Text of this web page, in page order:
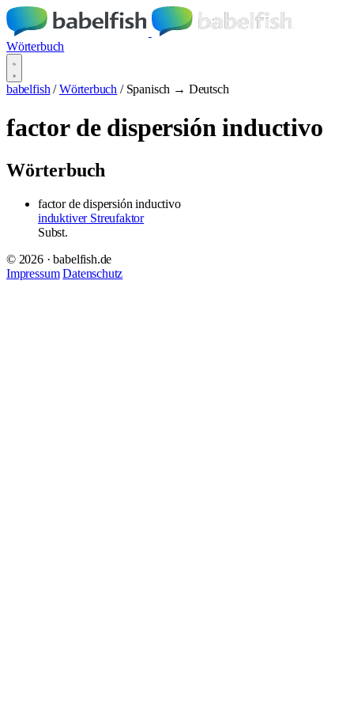
Wörterbuch
babelfish / Wörterbuch / Spanisch → Deutsch
factor de dispersión inductivo
Wörterbuch
factor de dispersión inductivo
induktiver Streufaktor
Subst.
© 2026 · babelfish.de
Impressum Datenschutz